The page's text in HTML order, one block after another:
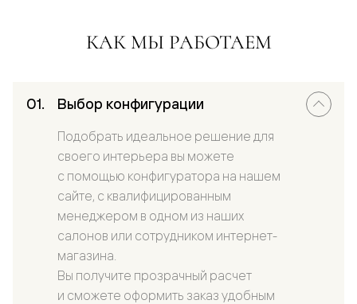
КАК МЫ РАБОТАЕМ
Выбор конфигурации
Подобрать идеальное решение для
своего интерьера вы можете
с помощью конфигуратора на нашем
сайте, с квалифицированным
менеджером в одном из наших
салонов или сотрудником интернет-
магазина.
Вы получите прозрачный расчет
и сможете оформить заказ удобным